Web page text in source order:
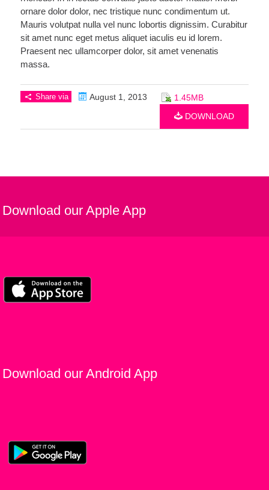
ornare dolor dolor, nec tristique nunc condimentum ut.
Mauris volutpat nulla vel nunc lobortis dignissim. Curabitur
sit amet nunc eget metus aliquet iaculis eu id lorem.
Praesent nec ullamcorper dolor, sit amet venenatis
massa.
Share via August 1, 2013
1.45MB
DOWNLOAD
Download our Apple App
Download our Android App